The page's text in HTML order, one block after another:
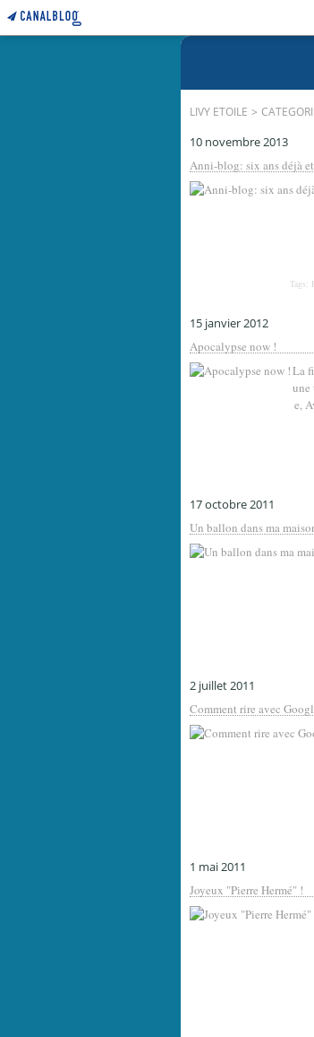
LIVY ETOILE >
10 novembre 2013
Anni-blog: six ans déjà
Tags:
15 janvier 2012
Apocalypse now !
La
une
e,
17 octobre 2011
Un ballon dans ma
2 juillet 2011
Comment rire avec
1 mai 2011
Joyeux "Pierre Hermé" !